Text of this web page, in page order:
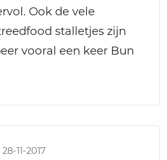
Ook de vele
stalletjes zijn
vooral een keer Bun
11-2017